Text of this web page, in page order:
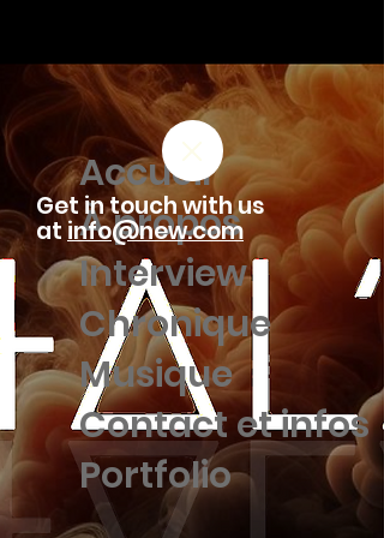
Accueil
À propos
Interview
Chronique
Musique
Contact et infos
Portfolio
Get in touch with us
atinfo@new.com